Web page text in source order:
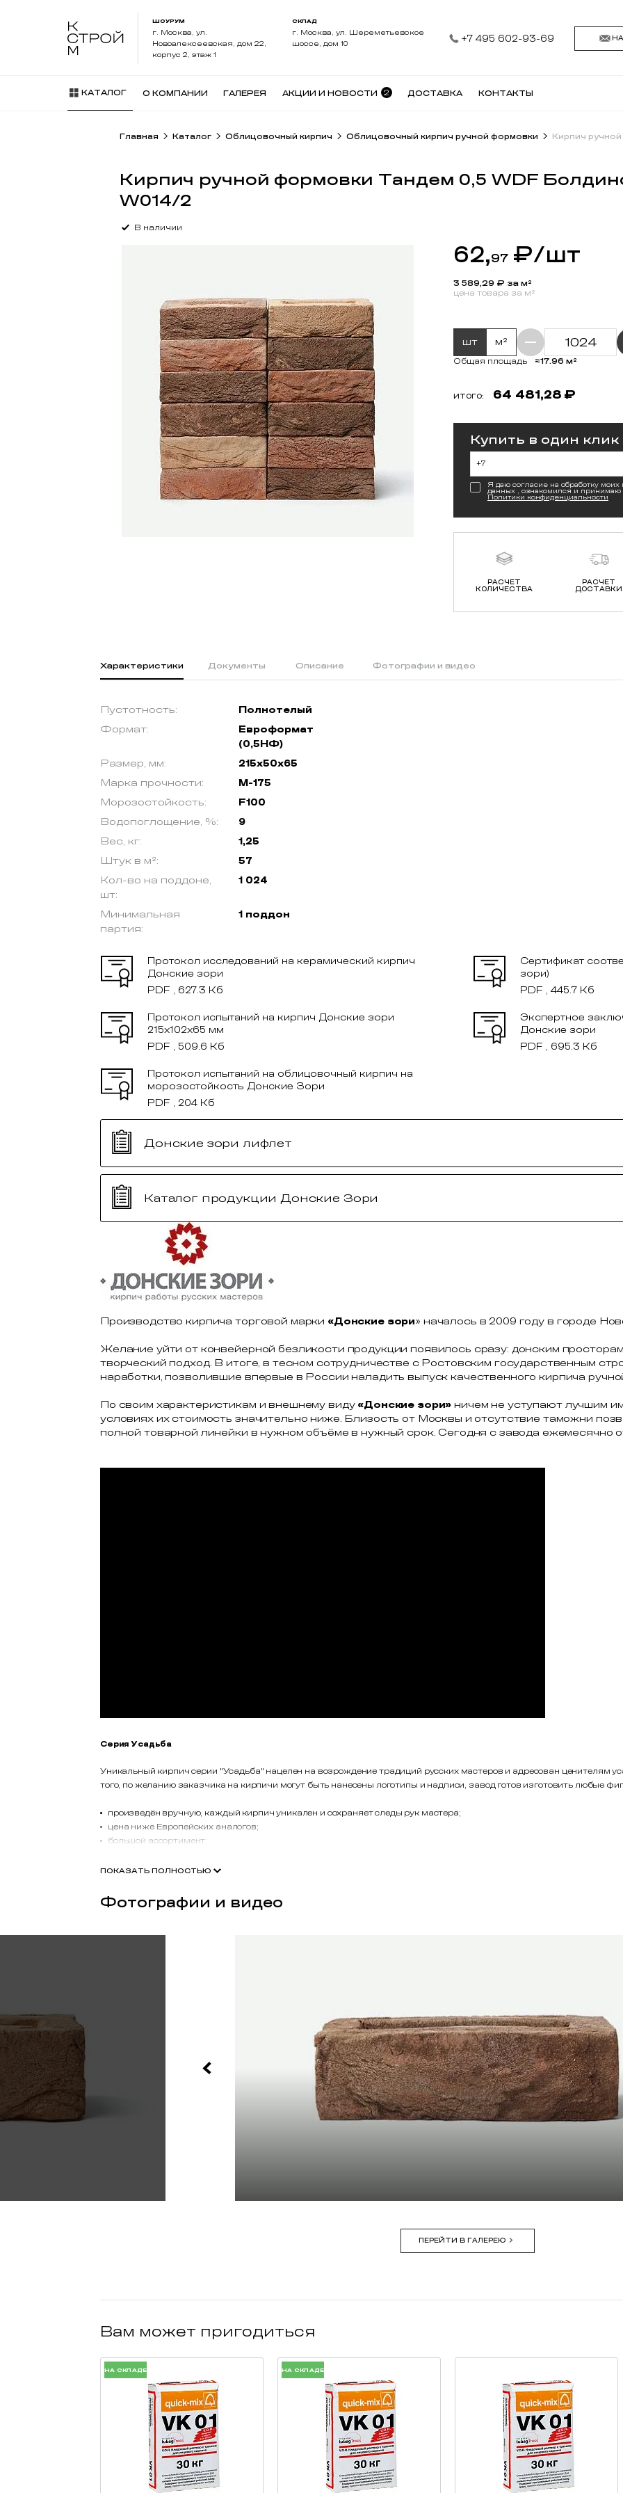
ШОУРУМ
г. Москва, ул.
Новоалексеевская, дом 22,
корпус 2, этаж 1
СКЛАД
г. Москва, ул. Шереметьевское
шоссе, дом 10
+7 495 602-93-69
КАТАЛОГ О КОМПАНИИ ГАЛЕРЕЯ АКЦИИ И НОВОСТИ 2 ДОСТАВКА КОНТАКТЫ
Главная Каталог Облицовочный кирпич Облицовочный кирпич ручной формовки
Кирпич ручной формовки Тандем 0,5 WDF
W014/2
В наличии
62,97 ₽/шт
3 589,29 ₽ за м²
цена товара за м²
шт м²
Общая площадь ≈17.96 м²
ИТОГО: 64 481,28 ₽
Купить в один клик
Я даю согласие на обработку
данных , ознакомился и принимаю
Политики конфиденциальности
РАСЧЕТ
КОЛИЧЕСТВА
РАСЧЕТ
ДОСТАВКИ
Характеристики Документы Описание Фотографии и видео
Пустотность:
Полнотелый
Формат:
Евроформат
(0,5НФ)
Размер, мм:
215х50х65
Марка прочности:
М-175
Морозостойкость:
F100
Водопоглощение, %:
9
Вес, кг:
1,25
Штук в м²:
57
Кол-во на поддоне,
шт:
1 024
Минимальная
партия:
1 поддон
Протокол исследований на керамический кирпич
Донские зори
PDF , 627.3 Кб
Протокол испытаний на кирпич Донские зори
215x102x65 мм
PDF , 509.6 Кб
Протокол испытаний на облицовочный кирпич на
морозостойкость Донские Зори
PDF , 204 Кб
Сертификат
зори)
PDF , 445.7 Кб
Экспертное
Донские зори
PDF , 695.3 Кб
Донские зори лифлет
Каталог продукции Донские Зори
Производство кирпича торговой марки «Донские зори» началось в 2009 году в городе
Желание уйти от конвейерной безликости продукции появилось сразу: донским
творческий подход. В итоге, в тесном сотрудничестве с Ростовским государственным
наработки, позволившие впервые в России наладить выпуск качественного кирпича
По своим характеристикам и внешнему виду «Донские зори» ничем не уступают лучшим
условиях их стоимость значительно ниже. Близость от Москвы и отсутствие таможни
полной товарной линейки в нужном объёме в нужный срок. Сегодня с завода ежемесячно
Серия Усадьба
Уникальный кирпич серии "Усадьба" нацелен на возрождение традиций русских мастеров и адресован ценителям
того, по желанию заказчика на кирпичи могут быть нанесены логотипы и надписи, завод готов изготовить любые
произведён вручную, каждый кирпич уникален и сохраняет следы рук мастера;
цена ниже Европейских аналогов;
большой ассортимент;
морозостойкость более 170 циклов;
качественная упаковка (термоусадочная пленка, каждый ряд переложен вспененным полистиролом для
возможность разработки индивидуальной сортировки под заказ (от 50 000 штук);
ПОКАЗАТЬ ПОЛНОСТЬЮ
Фотографии и видео
ПЕРЕЙТИ В ГАЛЕРЕЮ
Вам может пригодиться
НА СКЛАДЕ НА СКЛАДЕ